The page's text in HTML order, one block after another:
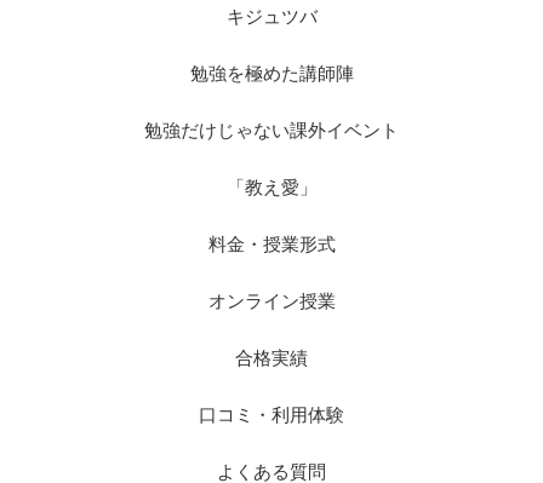
キジュツバ
勉強を極めた講師陣
勉強だけじゃない課外イベント
「教え愛」
料金・授業形式
オンライン授業
合格実績
口コミ・利用体験
よくある質問